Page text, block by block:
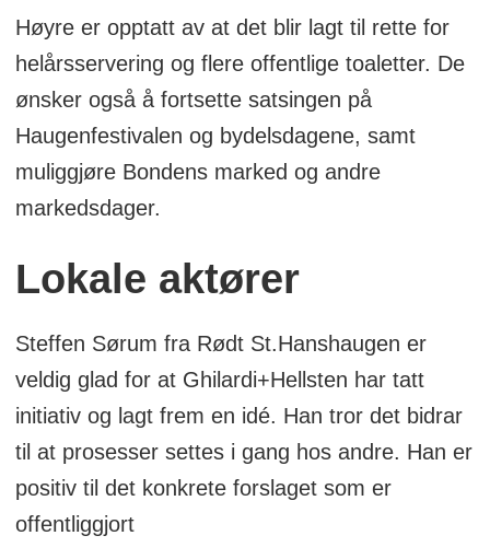
Høyre er opptatt av at det blir lagt til rette for
helårsservering og flere offentlige toaletter. De
ønsker også å fortsette satsingen på
Haugenfestivalen og bydelsdagene, samt
muliggjøre Bondens marked og andre
markedsdager.
Lokale aktører
Steffen Sørum fra Rødt St.Hanshaugen er
veldig glad for at Ghilardi+Hellsten har tatt
initiativ og lagt frem en idé. Han tror det bidrar
til at prosesser settes i gang hos andre. Han er
positiv til det konkrete forslaget som er
offentliggjort